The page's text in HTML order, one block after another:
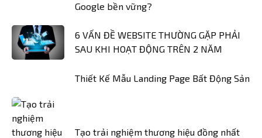
Google bền vững?
6 VẤN ĐỀ WEBSITE THƯỜNG GẶP PHẢI
SAU KHI HOẠT ĐỘNG TRÊN 2 NĂM
Thiết Kế Mẫu Landing Page Bất Động Sản
Tạo trải nghiệm thương hiệu đồng nhất